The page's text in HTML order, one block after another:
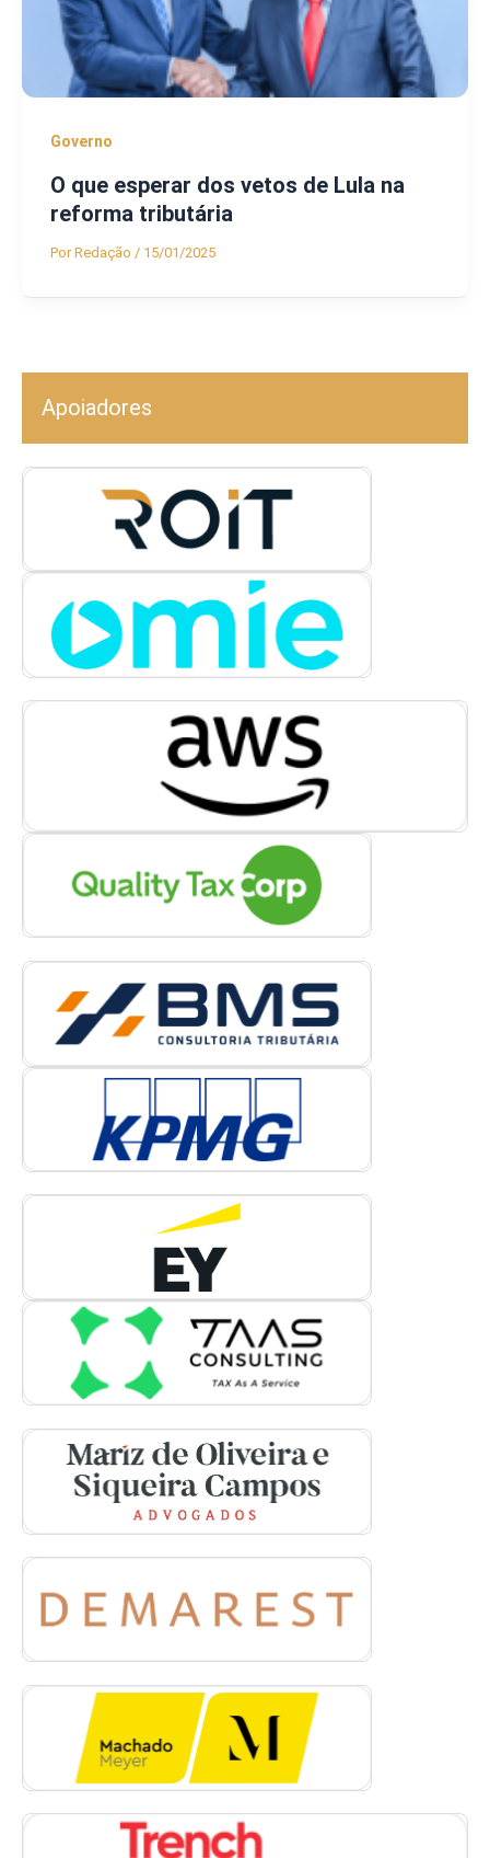
Governo
O que esperar dos vetos de Lula na
reforma tributária
PorRedação / 15/01/2025
Apoiadores